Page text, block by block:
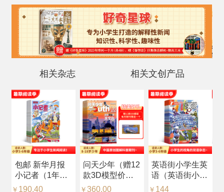
相关杂志 相关文创产品
包邮 新华月报
小记者（1年共
12期）（预约全
￥ 190.40
问天少年（赠12
款3D模型价值
216元，每月随
￥ 360.00
英语街小学生英
语（英语街小学
版）（中英双
￥ 144